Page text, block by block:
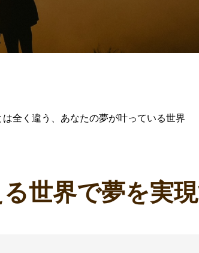
全く違う、あなたの夢が叶っている世界
世界で夢を実